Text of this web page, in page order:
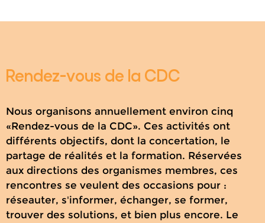
Rendez-vous de la CDC
Nous organisons annuellement environ cinq
«Rendez-vous de la CDC». Ces activités ont
différents objectifs, dont la concertation, le
partage de réalités et la formation. Réservées
aux directions des organismes membres, ces
rencontres se veulent des occasions pour :
réseauter, s'informer, échanger, se former,
trouver des solutions, et bien plus encore. Le